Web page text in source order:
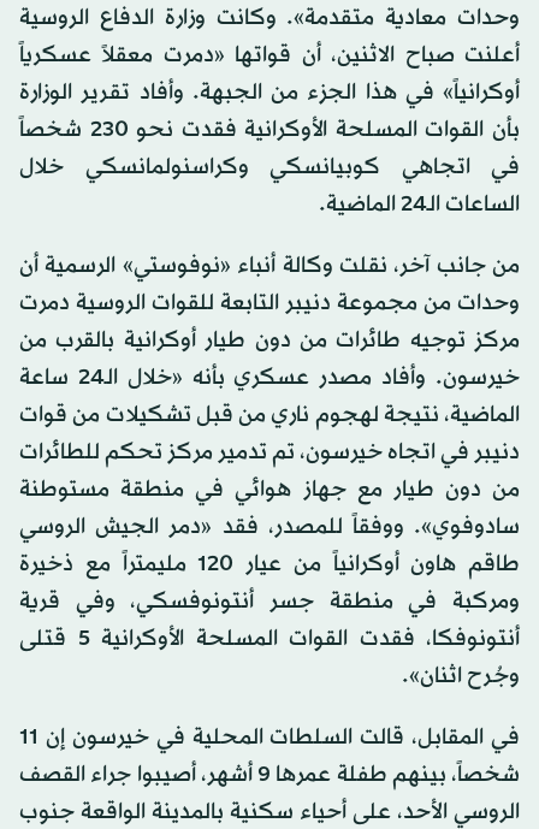
وحدات معادية متقدمة». وكانت وزارة الدفاع الروسية
أعلنت صباح الاثنين، أن قواتها «دمرت معقلاً عسكرياً
أوكرانياً» في هذا الجزء من الجبهة. وأفاد تقرير الوزارة
بأن القوات المسلحة الأوكرانية فقدت نحو 230 شخصاً
في اتجاهي كوبيانسكي وكراسنولمانسكي خلال
الساعات الـ24 الماضية.
من جانب آخر، نقلت وكالة أنباء «نوفوستي» الرسمية أن
وحدات من مجموعة دنيبر التابعة للقوات الروسية دمرت
مركز توجيه طائرات من دون طيار أوكرانية بالقرب من
خيرسون. وأفاد مصدر عسكري بأنه «خلال الـ24 ساعة
الماضية، نتيجة لهجوم ناري من قبل تشكيلات من قوات
دنيبر في اتجاه خيرسون، تم تدمير مركز تحكم للطائرات
من دون طيار مع جهاز هوائي في منطقة مستوطنة
سادوفوي». ووفقاً للمصدر، فقد «دمر الجيش الروسي
طاقم هاون أوكرانياً من عيار 120 مليمتراً مع ذخيرة
ومركبة في منطقة جسر أنتونوفسكي، وفي قرية
أنتونوفكا، فقدت القوات المسلحة الأوكرانية 5 قتلى
وجُرح اثنان».
في المقابل، قالت السلطات المحلية في خيرسون إن 11
شخصاً، بينهم طفلة عمرها 9 أشهر، أصيبوا جراء القصف
الروسي الأحد، على أحياء سكنية بالمدينة الواقعة جنوب